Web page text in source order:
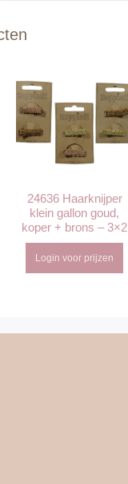
24636 Haarknijper
klein gallon goud,
koper + brons – 3×2
Login voor prijzen